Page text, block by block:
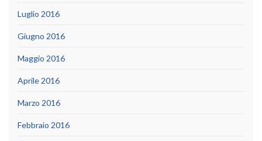
Luglio 2016
Giugno 2016
Maggio 2016
Aprile 2016
Marzo 2016
Febbraio 2016